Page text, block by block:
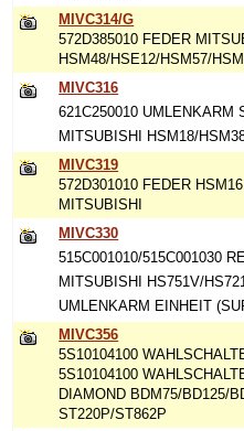
MIVC314/G
572D385010 FEDER
HSM48/HSE12/HSM57/
MIVC316
621C250010 UMLENKARM
MITSUBISHI HSM18/
MIVC319
572D301010 FEDER
MITSUBISHI
MIVC330
515C001010/515C001030
MITSUBISHI HS751V/
UMLENKARM EINHEIT
MIVC356
5S10104100
5S10104100
DIAMOND BDM75/BD125/
ST220P/ST862P